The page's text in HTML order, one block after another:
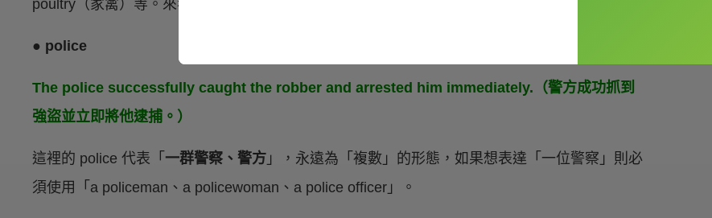
poultry（家禽）等。來看個例子吧！
● police
The police successfully caught the robber and arrested him immediately.（警方成功抓到
強盜並立即將他逮捕。）
這裡的 police 代表「 一群警察、警方 」，永遠為「複數」的形態，如果想表達「一位警察」則必
須使用「a policeman、a policewoman、a police officer」。